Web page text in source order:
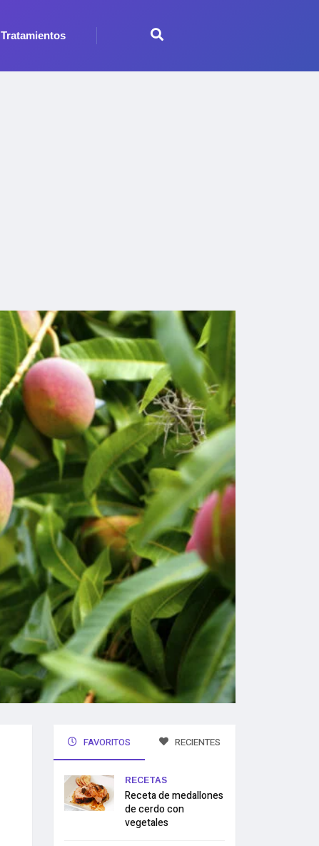
Tratamientos
FAVORITOS RECIENTES
RECETAS
Receta de medallones
de cerdo con
vegetales